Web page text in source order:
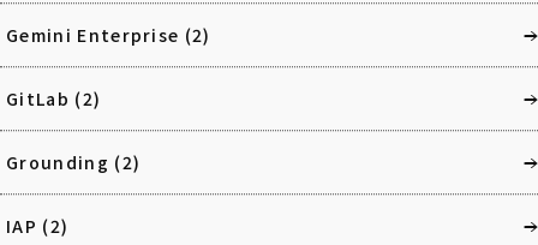
Gemini Enterprise (2)
GitLab (2)
Grounding (2)
IAP (2)